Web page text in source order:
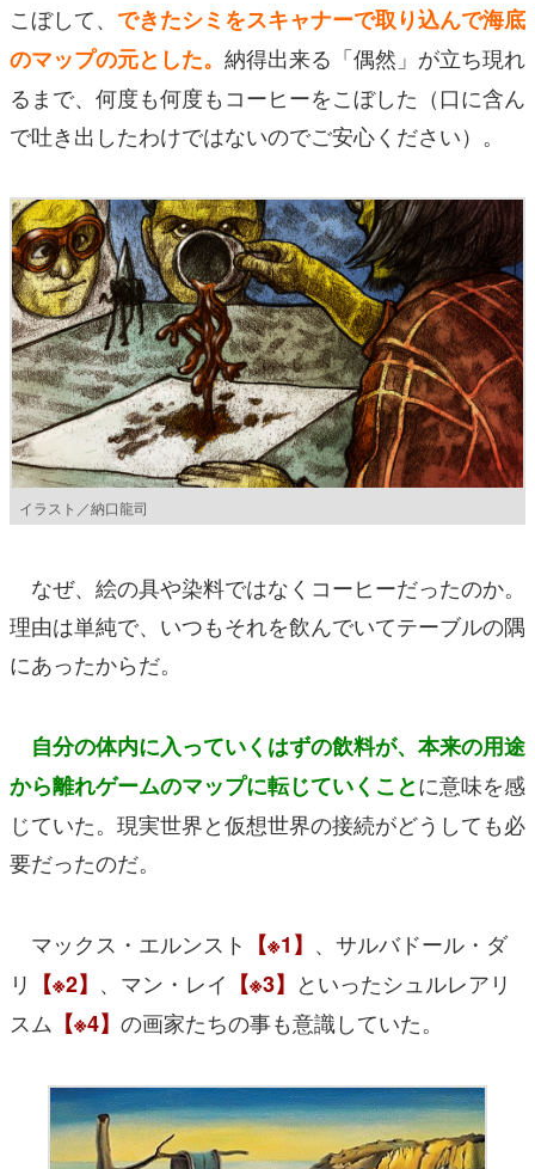
こぼして、 できたシミをスキャナーで取り込んで海底
のマップの元とした。 納得出来る「偶然」が立ち現れ
るまで、何度も何度もコーヒーをこぼした（口に含ん
で吐き出したわけではないのでご安心ください）。
イラスト／納口龍司
なぜ、絵の具や染料ではなくコーヒーだったのか。
理由は単純で、いつもそれを飲んでいてテーブルの隅
にあったからだ。
自分の体内に入っていくはずの飲料が、 本来の用途
から離れゲームのマップに転じていくことに意味を感
じていた。現実世界と仮想世界の接続がどうしても必
要だったのだ。
マックス・エルンスト 【※1】 、サルバドール・ダ
リ 【※2】 、マン・レイ 【※3】 といったシュルレアリ
スム 【※4】 の画家たちの事も意識していた。